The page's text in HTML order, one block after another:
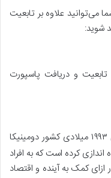
می‌توانید علاوه بر تابعیت
شوید:
و دریافت پاسپورت
از سال ۱۹۹۳ میلادی کشور دومینیکا
اندازی کرده است که به افراد
ازای کمک به آینده و اقتصاد